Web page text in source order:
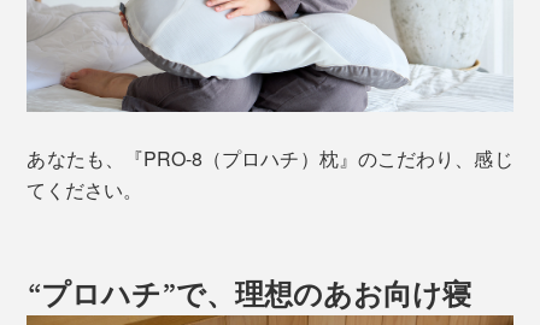
あなたも、『PRO-8（プロハチ）枕』のこだわり、感じ
てください。
“プロハチ”で、理想のあお向け寝